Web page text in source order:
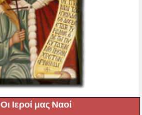
Οι Ιεροί μας Ναοί